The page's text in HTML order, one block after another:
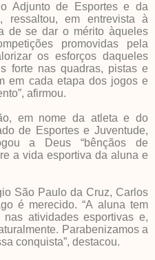
Adjunto de Esportes e da
ressaltou, em entrevista à
de se dar o mérito àqueles
promovidas pela
os esforços daqueles
forte nas quadras, pistas e
em cada etapa dos jogos e
afirmou.
em nome da atleta e do
de Esportes e Juventude,
a Deus “bênçãos de
a vida esportiva da aluna e
São Paulo da Cruz, Carlos
é merecido. “A aluna tem
atividades esportivas e,
Parabenizamos a
conquista”, destacou.